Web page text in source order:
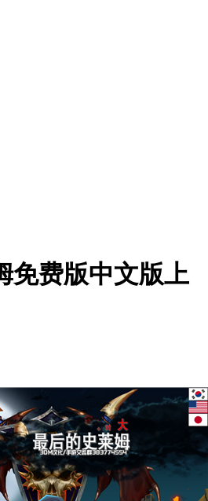
免费版中文版上